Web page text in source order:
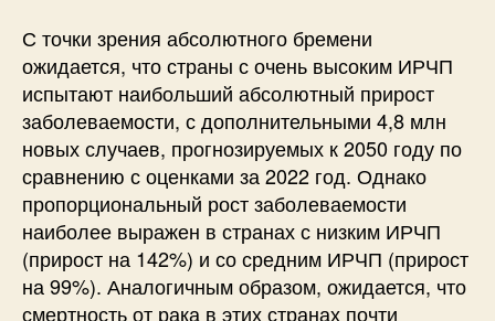
С точки зрения абсолютного бремени
ожидается, что страны с очень высоким ИРЧП
испытают наибольший абсолютный прирост
заболеваемости, с дополнительными 4,8 млн
новых случаев, прогнозируемых к 2050 году по
сравнению с оценками за 2022 год. Однако
пропорциональный рост заболеваемости
наиболее выражен в странах с низким ИРЧП
(прирост на 142%) и со средним ИРЧП (прирост
на 99%). Аналогичным образом, ожидается, что
смертность от рака в этих странах почти